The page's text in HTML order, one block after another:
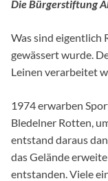
Die Bürgerstiftung
Was sind eigentlich
gewässert wurde.
Leinen verarbeitet
1974 erwarben
Bledelner Rotten,
entstand daraus
das Gelände
entstanden. Viele